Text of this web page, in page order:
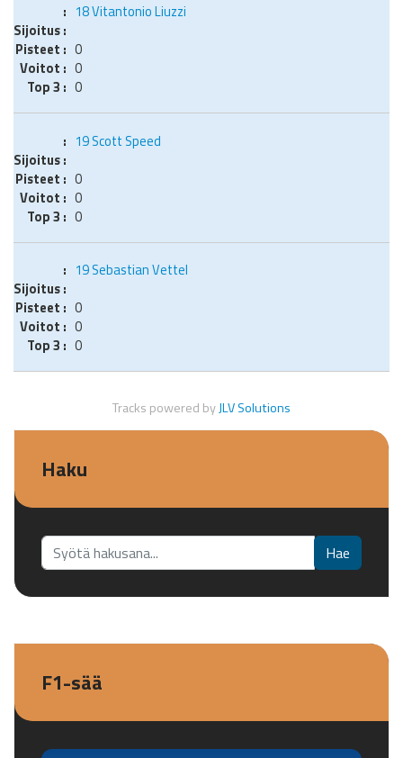
18Vitantonio Liuzzi
0
0
0
19Scott Speed
0
0
0
19Sebastian Vettel
0
0
0
Tracks powered byJLV Solutions
Haku
Etsi... Hae
F1-sää